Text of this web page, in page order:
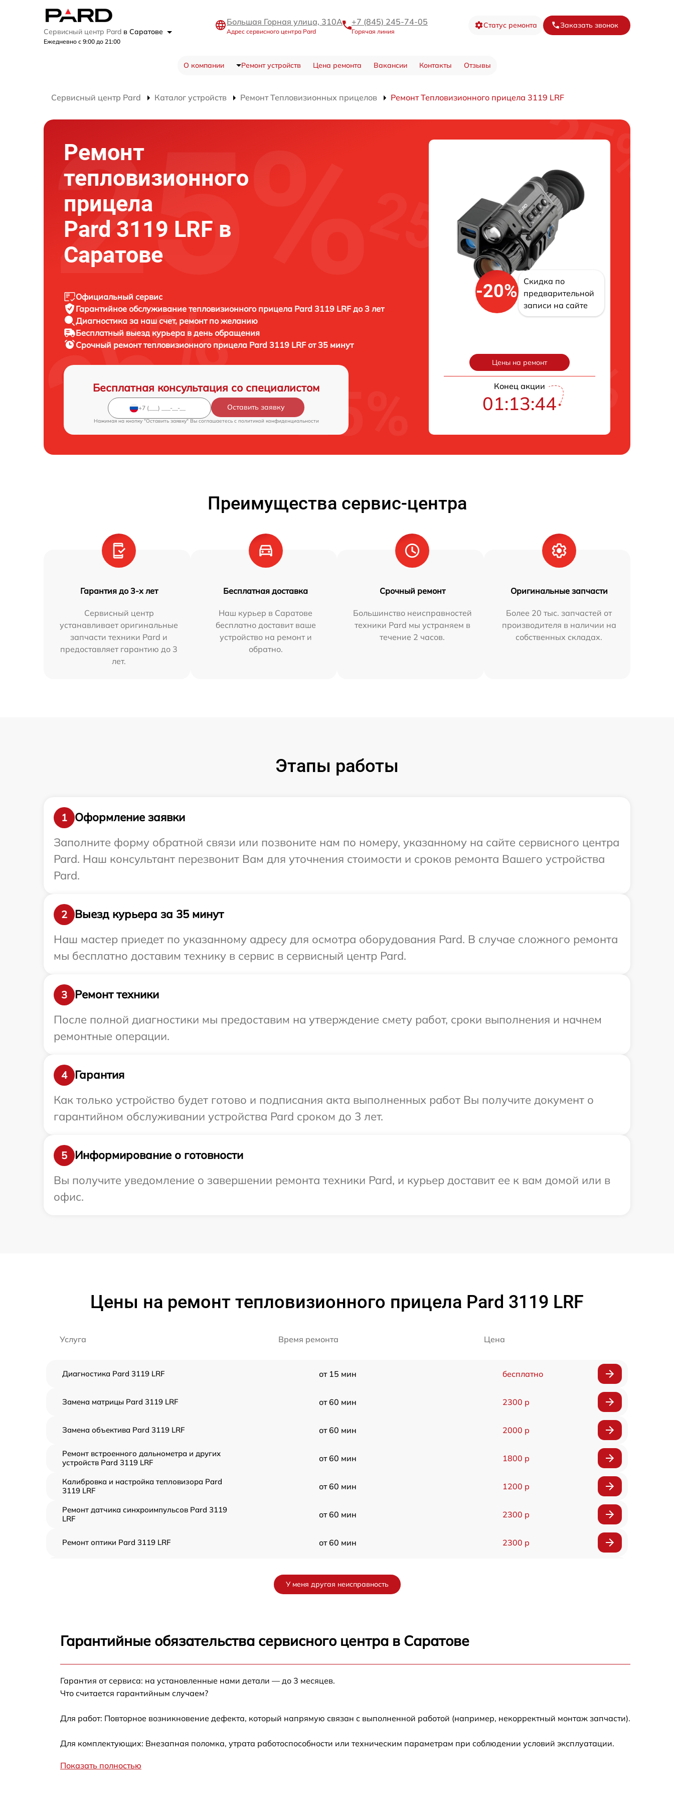
Сервисный центр Pard в Саратове
Ежедневно с 9:00 до 21:00
Большая Горная улица, 310А
Адрес сервисного центра Pard
+7 (845) 245-74-05
Горячая линия
Статус ремонта Заказать звонок
О компании Ремонт устройств Цена ремонта Вакансии Контакты Отзывы
Сервисный центр Pard Каталог устройств Ремонт Тепловизионных прицелов Ремонт Тепловизионного прицела 3119 LRF
Ремонт
тепловизионного
прицела
Pard 3119 LRF в
Саратове
Официальный сервис
Гарантийное обслуживание тепловизионного прицела Pard 3119 LRF до 3 лет
Диагностика за наш счет, ремонт по желанию
Бесплатный выезд курьера в день обращения
Срочный ремонттепловизионного прицела Pard 3119 LRF от 35 минут
Бесплатная консультация со специалистом
Оставить заявку
Нажимая на кнопку "Оставить заявку" Вы соглашаетесь c политикой конфиденциальности
-20%
Скидка по
предварительной
записи на сайте
Цены на ремонт
Конец акции
01:13:43
Преимущества сервис-центра
Гарантия до 3-х лет
Сервисный центр
устанавливает оригинальные
запчасти техники Pard и
предоставляет гарантию до 3
лет.
Бесплатная доставка
Наш курьер в Саратове
бесплатно доставит ваше
устройство на ремонт и
обратно.
Срочный ремонт
Большинство неисправностей
техники Pard мы устраняем в
течение 2 часов.
Оригинальные запчасти
Более 20 тыс. запчастей от
производителя в наличии на
собственных складах.
Этапы работы
1
Оформление заявки
Заполните форму обратной связи или позвоните нам по номеру, указанному на сайте сервисного центра
Pard. Наш консультант перезвонит Вам для уточнения стоимости и сроков ремонта Вашего устройства
Pard.
2
Выезд курьера за 35 минут
Наш мастер приедет по указанному адресу для осмотра оборудования Pard. В случае сложного ремонта
мы бесплатно доставим технику в сервис в сервисный центр Pard.
3
Ремонт техники
После полной диагностики мы предоставим на утверждение смету работ, сроки выполнения и начнем
ремонтные операции.
4
Гарантия
Как только устройство будет готово и подписания акта выполненных работ Вы получите документ о
гарантийном обслуживании устройства Pard сроком до 3 лет.
5
Информирование о готовности
Вы получите уведомление о завершении ремонта техники Pard, и курьер доставит ее к вам домой или в
офис.
Цены на ремонт тепловизионного прицела Pard 3119 LRF
Услуга Время ремонта Цена
Диагностика Pard 3119 LRF от 15 мин бесплатно
Замена матрицы Pard 3119 LRF от 60 мин 2300 р
Замена объектива Pard 3119 LRF от 60 мин 2000 р
Ремонт встроенного дальнометра и других
устройств Pard 3119 LRF
от 60 мин 1800 р
Калибровка и настройка тепловизора Pard
3119 LRF
от 60 мин 1200 р
Ремонт датчика синхроимпульсов Pard 3119
LRF
от 60 мин 2300 р
Ремонт оптики Pard 3119 LRF от 60 мин 2300 р
Замена микросхемы усилителя Pard 3119
LRF
от 60 мин
Замена ключей управления Pard 3119 LRF
Восстановление после попадания влаги
Pard 3119 LRF
У меня другая неисправность
Гарантийные обязательства сервисного центра в Саратове
Гарантия от сервиса: на установленные нами детали — до 3 месяцев.
Что считается гарантийным случаем?
Для работ: Повторное возникновение дефекта, который напрямую связан с выполненной работой (например, некорректный монтаж запчасти).
Для комплектующих: Внезапная поломка, утрата работоспособности или техническим параметрам при соблюдении условий эксплуатации.
Показать полностью